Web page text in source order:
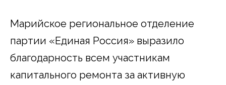
Марийское региональное отделение
партии «Единая Россия» выразило
благодарность всем участникам
капитального ремонта за активную